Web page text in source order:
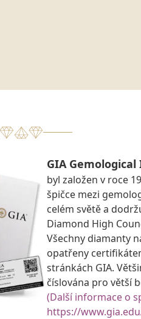
GIA
byl založen v roce
špičce mezi
celém světě a
Diamond High
Všechny diamanty
opatřeny
stránkách GIA.
číslována pro větší
(Další informace o
https://